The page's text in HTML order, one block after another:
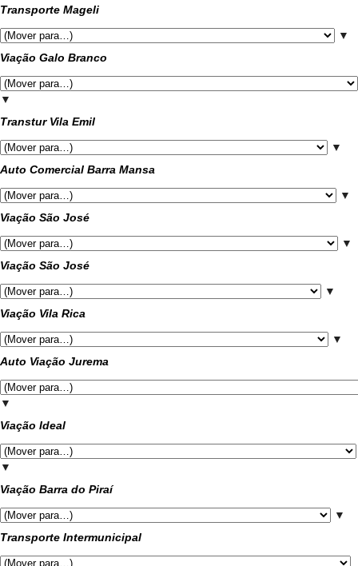
Transporte Mageli
▼
Viação Galo Branco
▼
Transtur Vila Emil
▼
Auto Comercial Barra Mansa
▼
Viação São José
▼
Viação São José
▼
Viação Vila Rica
▼
Auto Viação Jurema
▼
Viação Ideal
▼
Viação Barra do Piraí
▼
Transporte Intermunicipal